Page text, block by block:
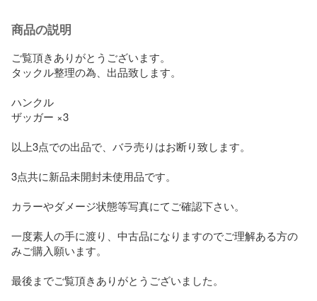
商品の説明
ご覧頂きありがとうございます。
タックル整理の為、出品致します。
ハンクル
ザッガー ×3
以上3点での出品で、バラ売りはお断り致します。
3点共に新品未開封未使用品です。
カラーやダメージ状態等写真にてご確認下さい。
一度素人の手に渡り、中古品になりますのでご理解ある方の
みご購入願います。
最後までご覧頂きありがとうございました。